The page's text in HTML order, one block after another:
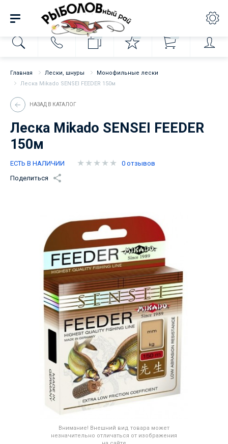
Главная Лески, шнуры
Монофильные лески
Леска Mikado SENSEI FEEDER 150м
НАЗАД В КАТАЛОГ
Леска Mikado SENSEI FEEDER
150м
ЕСТЬ В НАЛИЧИИ
0 отзывов
Поделиться
Внимание! Внешний вид товара может
незначительно отличаться от изображения